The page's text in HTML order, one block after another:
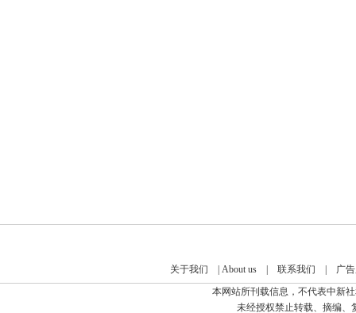
关于我们 About us| 联系我们
广
本网站所刊载信息，不代表中新
未经授权禁止转载、摘编、